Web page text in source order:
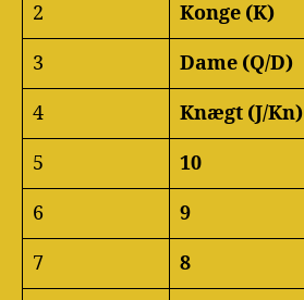
2
Konge (K)
3
Dame (Q/D)
4
Knægt (J/Kn)
5
10
6
9
7
8